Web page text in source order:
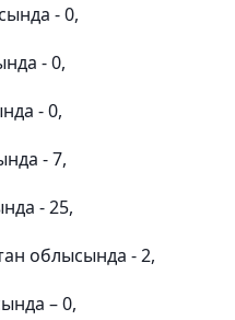
- 0,
- 0,
- 0,
- 7,
- 25,
облысында - 2,
– 0,